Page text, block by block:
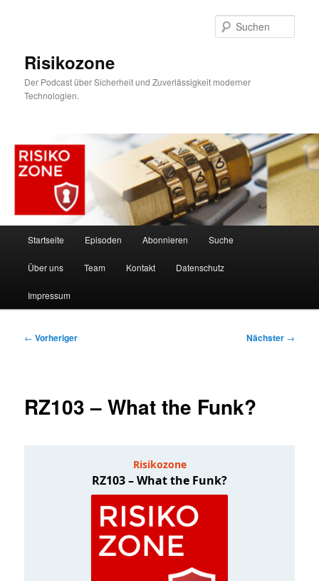
Risikozone
Der Podcast über Sicherheit und Zuverlässigkeit moderner
Technologien.
Startseite Episoden Abonnieren Suche
Über uns Team Kontakt Datenschutz
Impressum
Beitragsnavigation
← Vorheriger Nächster →
RZ103 – What the Funk?